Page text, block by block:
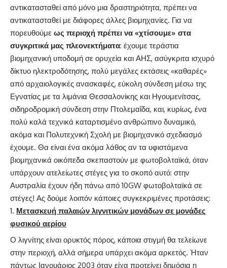
αντικατασταθεί από μόνο μια δραστηριότητα, πρέπει να
αντικατασταθεί με διάφορες άλλες βιομηχανίες. Για να
πορευθούμε ως περιοχή πρέπει να «χτίσουμε» στα
συγκριτικά μας πλεονεκτήματα: έχουμε τεράστια
βιομηχανική υποδομή σε ορυχεία και ΑΗΣ, ασύγκριτα ισχυρό
δίκτυο ηλεκτροδότησης, πολύ μεγάλες εκτάσεις «καθαρές»
από αρχαιολογικές ανασκαφές, εύκολη σύνδεση μέσω της
Εγνατίας με τα λιμάνια Θεσσαλονίκης και Ηγουμενίτσας,
σιδηροδρομική σύνδεση στην Πτολεμαΐδα, και, κυρίως, ένα
πολύ καλά τεχνικά καταρτισμένο ανθρώπινο δυναμικό,
ακόμα και Πολυτεχνική Σχολή με βιομηχανικό σχεδιασμό
έχουμε. Θα είναι ένα ακόμα λάθος αν τα υφιστάμενα
βιομηχανικά οικόπεδα σκεπαστούν με φωτοβολταϊκά, όταν
υπάρχουν ατελείωτες στέγες για το σκοπό αυτό: στην
Αυστραλία έχουν ήδη πάνω από 10GW φωτοβολταϊκά σε
στέγες! Ας δούμε λοιπόν κάποιες συγκεκριμένες προτάσεις:
Μετασκευή παλαιών λιγνιτικών μονάδων σε μονάδες
φυσικού αερίου
Ο λιγνίτης είναι ορυκτός πόρος, κάποια στιγμή θα τελείωνε
στην περιοχή, αλλά σήμερα υπάρχει ακόμα αρκετός. Ήταν
πάντως Ιανουάριος 2003 όταν είχα προτείνει δημόσια η